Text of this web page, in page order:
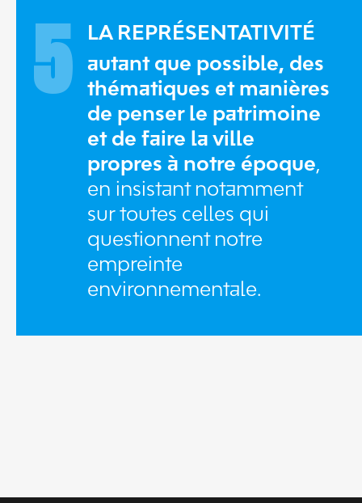
5
LA REPRÉSENTATIVITÉ
autant que possible, des
thématiques et manières
de penser le patrimoine
et de faire la ville
propres à notre époque,
en insistant notamment
sur toutes celles qui
questionnent notre
empreinte
environnementale.